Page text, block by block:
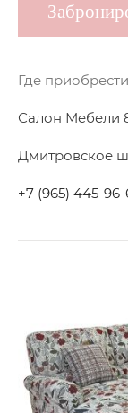
Где
Салон Мебели
Дмитровское
+7 (965) 445-